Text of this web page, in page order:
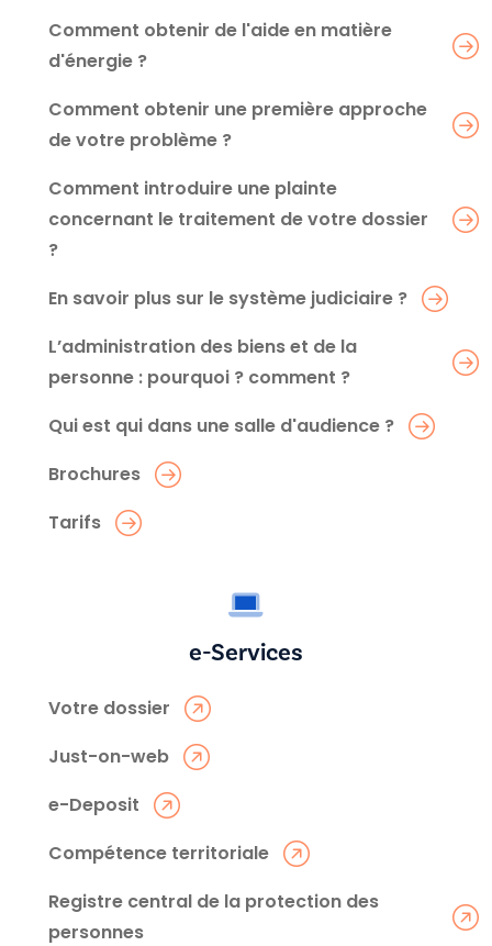
Comment obtenir de l'aide en matière
d'énergie ?
Comment obtenir une première approche
de votre problème ?
Comment introduire une plainte
concernant le traitement de votre dossier
?
En savoir plus sur le système judiciaire ?
L’administration des biens et de la
personne : pourquoi ? comment ?
Qui est qui dans une salle d'audience ?
Brochures
Tarifs
e-Services
Votre dossier
Just-on-web
e-Deposit
Compétence territoriale
Registre central de la protection des
personnes